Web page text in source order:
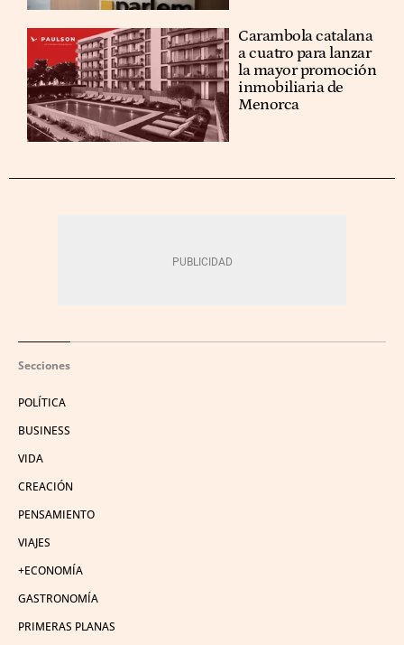
Carambola catalana
a cuatro para lanzar
la mayor promoción
inmobiliaria de
Menorca
Secciones
POLÍTICA
BUSINESS
VIDA
CREACIÓN
PENSAMIENTO
VIAJES
+ECONOMÍA
GASTRONOMÍA
PRIMERAS PLANAS